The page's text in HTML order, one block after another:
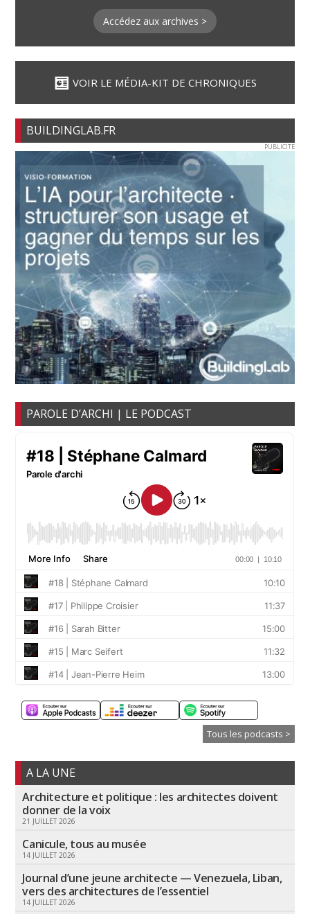
Accédez aux archives >
VOIR LE MÉDIA-KIT DE CHRONIQUES
BUILDINGLAB.FR
PUBLICITE
PAROLE D’ARCHI | LE PODCAST
Tous les podcasts >
A LA UNE
Architecture et politique : les architectes doivent
donner de la voix
21 JUILLET 2026
Canicule, tous au musée
14 JUILLET 2026
Journal d’une jeune architecte — Venezuela, Liban,
vers des architectures de l’essentiel
14 JUILLET 2026